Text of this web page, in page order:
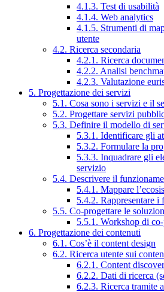
4.1.3. Test di usabilità
4.1.4. Web analytics
4.1.5. Strumenti di
utente
4.2. Ricerca secondaria
4.2.1. Ricerca
4.2.2. Analisi
4.2.3. Valutazione
5. Progettazione dei servizi
5.1. Cosa sono i servizi e il
5.2. Progettare servizi
5.3. Definire il modello di
5.3.1. Identificare gli
5.3.2. Formulare la
5.3.3. Inquadrare gli
servizio
5.4. Descrivere il
5.4.1. Mappare
5.4.2. Rappresentare i
5.5. Co-progettare le
5.5.1. Workshop di
6. Progettazione dei contenuti
6.1. Cos’è il content design
6.2. Ricerca utente sui
6.2.1. Content
6.2.2. Dati di ricerca
6.2.3. Ricerca tramite